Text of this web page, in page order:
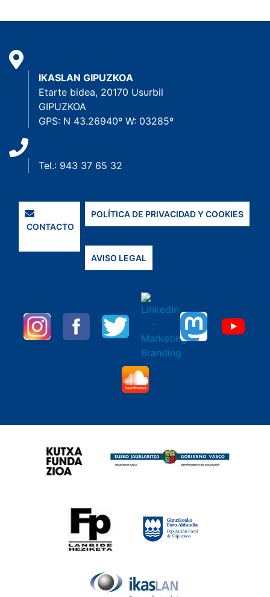
IKASLAN GIPUZKOA
Etarte bidea, 20170 Usurbil
GIPUZKOA
GPS: N 43.26940º W: 03285º
Tel.: 943 37 65 32
CONTACTO
POLÍTICA DE PRIVACIDAD Y COOKIES
AVISO LEGAL